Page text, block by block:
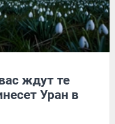
ждут те
Уран в